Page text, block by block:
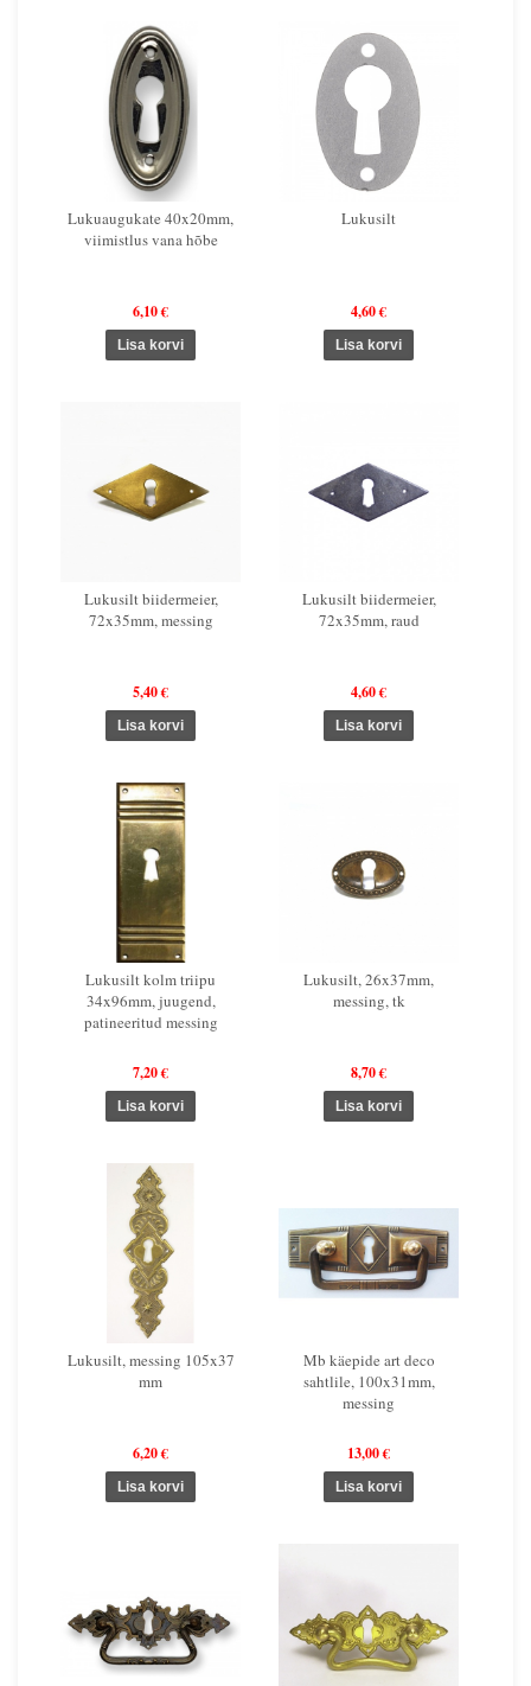
Lukuaugukate 40x20mm,
viimistlus vana hõbe
6,10 €
Lukusilt
4,60 €
Lukusilt biidermeier,
72x35mm, messing
5,40 €
Lukusilt biidermeier,
72x35mm, raud
4,60 €
Lukusilt kolm triipu
34x96mm, juugend,
patineeritud messing
7,20 €
Lukusilt, 26x37mm,
messing, tk
8,70 €
Lukusilt, messing 105x37
mm
6,20 €
Mb käepide art deco
sahtlile, 100x31mm,
messing
13,00 €